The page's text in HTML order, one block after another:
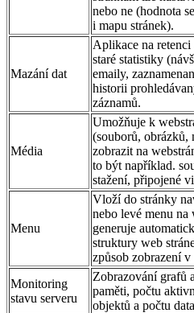
nebo ne (hodnota
i mapu stránek).
Mazání dat
Aplikace na
staré statistiky
emaily,
historii
záznamů.
Média
Umožňuje k
(souborů, obrázků,
zobrazit na
to být například.
stažení, připojené
Menu
Vloží do stránky
nebo levé menu na
generuje
struktury web
způsob zobrazení
Monitoring
stavu serveru
Zobrazování grafů
paměti, počtu
objektů a počtu